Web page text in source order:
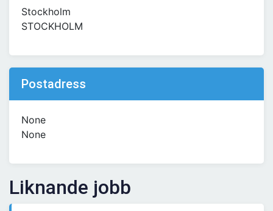
Stockholm
STOCKHOLM
Postadress
None
None
Liknande jobb